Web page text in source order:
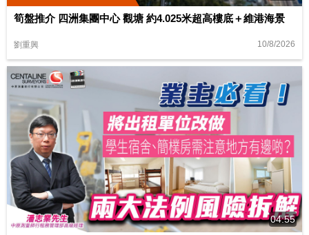
筍盤推介 四洲集團中心 觀塘 約4.025米超高樓底＋維港海景
劉重興 10/8/2026
04:55